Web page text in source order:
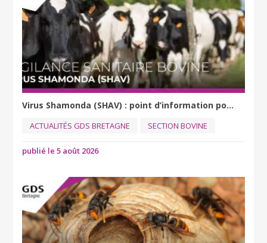
Virus Shamonda (SHAV) : point d’information po...
ACTUALITÉS GDS BRETAGNE SECTION BOVINE
publié le 5 août 2026